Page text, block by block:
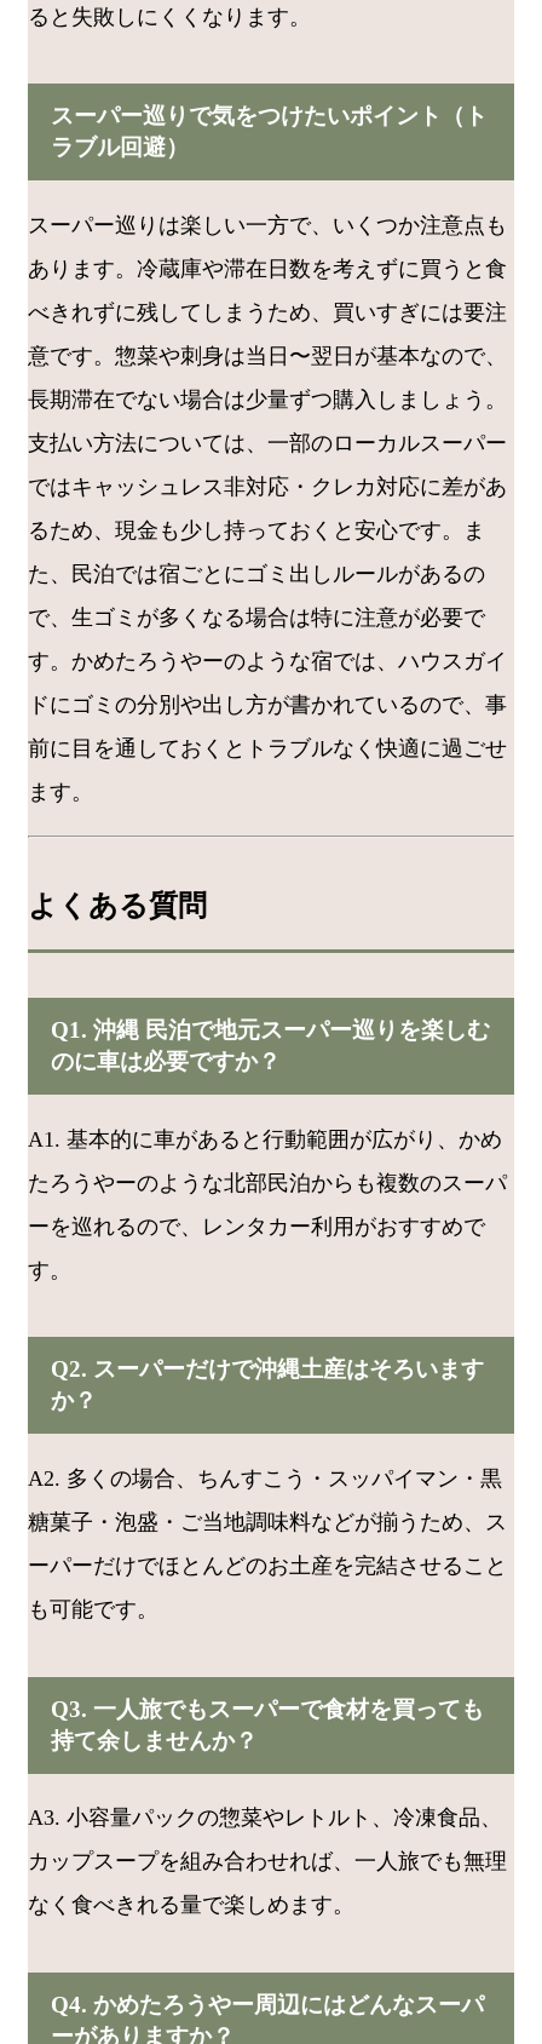
ると失敗しにくくなります。
スーパー巡りで気をつけたいポイント（ト
ラブル回避）
スーパー巡りは楽しい一方で、いくつか注意点も
あります。冷蔵庫や滞在日数を考えずに買うと食
べきれずに残してしまうため、買いすぎには要注
意です。惣菜や刺身は当日〜翌日が基本なので、
長期滞在でない場合は少量ずつ購入しましょう。
支払い方法については、一部のローカルスーパー
ではキャッシュレス非対応・クレカ対応に差があ
るため、現金も少し持っておくと安心です。ま
た、民泊では宿ごとにゴミ出しルールがあるの
で、生ゴミが多くなる場合は特に注意が必要で
す。かめたろうやーのような宿では、ハウスガイ
ドにゴミの分別や出し方が書かれているので、事
前に目を通しておくとトラブルなく快適に過ごせ
ます。
よくある質問
Q1. 沖縄 民泊で地元スーパー巡りを楽しむ
のに車は必要ですか？
A1. 基本的に車があると行動範囲が広がり、かめ
たろうやーのような北部民泊からも複数のスーパ
ーを巡れるので、レンタカー利用がおすすめで
す。
Q2. スーパーだけで沖縄土産はそろいます
か？
A2. 多くの場合、ちんすこう・スッパイマン・黒
糖菓子・泡盛・ご当地調味料などが揃うため、ス
ーパーだけでほとんどのお土産を完結させること
も可能です。
Q3. 一人旅でもスーパーで食材を買っても
持て余しませんか？
A3. 小容量パックの惣菜やレトルト、冷凍食品、
カップスープを組み合わせれば、一人旅でも無理
なく食べきれる量で楽しめます。
Q4. かめたろうやー周辺にはどんなスーパ
ーがありますか？